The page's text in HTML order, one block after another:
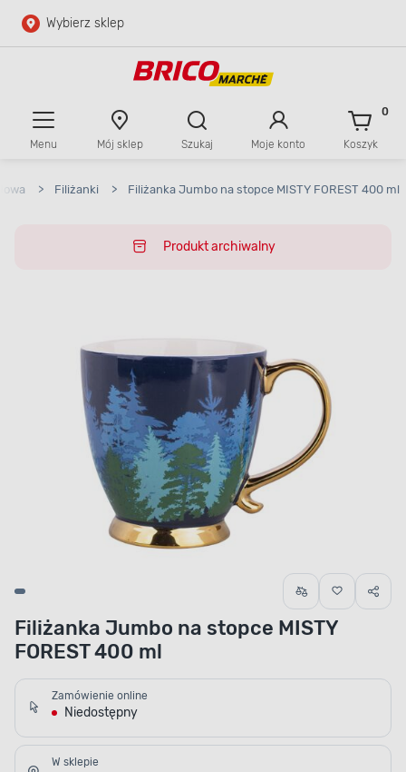
Przejdź do głównej zawartości
Wybierz sklep
Menu Mój sklep Szukaj Moje konto Koszyk
0
> Filiżanki > Filiżanka Jumbo na stopce MISTY FOREST 400 ml
Produkt archiwalny
Filiżanka Jumbo na stopce MISTY
FOREST 400 ml
Zamówienie online
Niedostępny
W sklepie